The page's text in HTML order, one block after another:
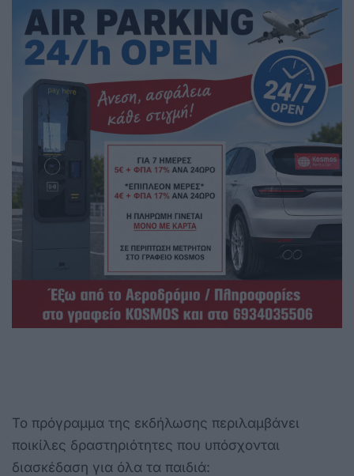
Το πρόγραμμα της εκδήλωσης περιλαμβάνει
ποικίλες δραστηριότητες που υπόσχονται
διασκέδαση για όλα τα παιδιά: